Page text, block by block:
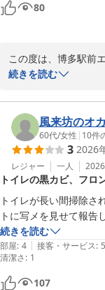
80
この度は、博多駅前
とうございます。
変嬉しく存じます。
クセス良好ですので
いです。
また、エアコンの空
うございます。
お客様に快適にお過
させていただきます。
次回またお近くへお
せ。
お客様のまたのお越
博多駅前エスビーホテ
続きを読む
風来坊のオカ
60代/女性 | 10件
3 2026
レジャー 一人
トイレの黒カビ、フロ
トイレが長い間掃除さ
トに写メを見せて報告
続きを読む
部屋: 4 | 接客・サービス: 5
清潔さ: 1
107